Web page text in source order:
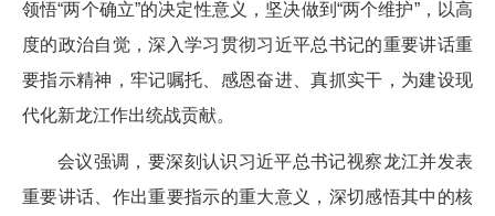
领悟“两个确立”的决定性意义，坚决做到“两个维护”，以高
度的政治自觉，深入学习贯彻习近平总书记的重要讲话重
要指示精神，牢记嘱托、感恩奋进、真抓实干，为建设现
代化新龙江作出统战贡献。
会议强调，要深刻认识习近平总书记视察龙江并发表
重要讲话、作出重要指示的重大意义，深切感悟其中的核